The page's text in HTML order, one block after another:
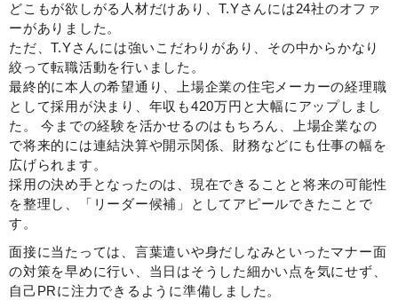
どこもが欲しがる人材だけあり、T.Yさんには24社のオファ
ーがありました。
ただ、T.Yさんには強いこだわりがあり、その中からかなり
絞って転職活動を行いました。
最終的に本人の希望通り、上場企業の住宅メーカーの経理職
として採用が決まり、年収も420万円と大幅にアップしまし
た。 今までの経験を活かせるのはもちろん、上場企業なの
で将来的には連結決算や開示関係、財務などにも仕事の幅を
広げられます。
採用の決め手となったのは、現在できることと将来の可能性
を整理し、「リーダー候補」としてアピールできたことで
す。
面接に当たっては、言葉遣いや身だしなみといったマナー面
の対策を早めに行い、当日はそうした細かい点を気にせず、
自己PRに注力できるように準備しました。